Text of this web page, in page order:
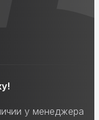
у менеджера